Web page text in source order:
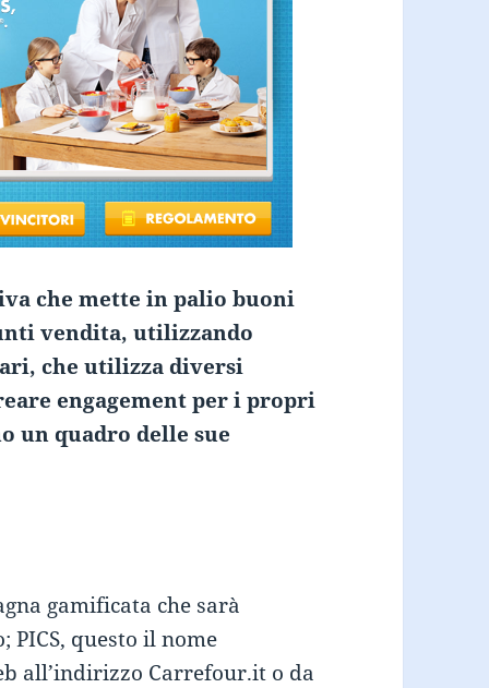
che mette in palio buoni
vendita, utilizzando
che utilizza diversi
engagement per i propri
un quadro delle sue
gamificata che sarà
PICS, questo il nome
all’indirizzo Carrefour.it o da